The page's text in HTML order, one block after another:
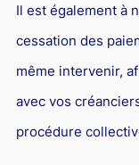
Il est également à
cessation des
même intervenir,
avec vos
procédure